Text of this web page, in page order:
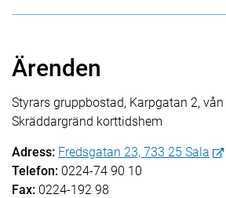
Ärenden
Styrars gruppbostad, Karpgatan 2,
Skräddargränd korttidshem
Adress: Fredsgatan 23, 733 25 Sala
Telefon: 0224-74 90 10
Fax: 0224-192 98